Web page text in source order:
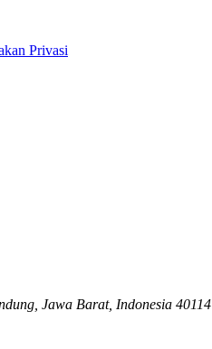
Privasi
Jawa Barat, Indonesia 40114